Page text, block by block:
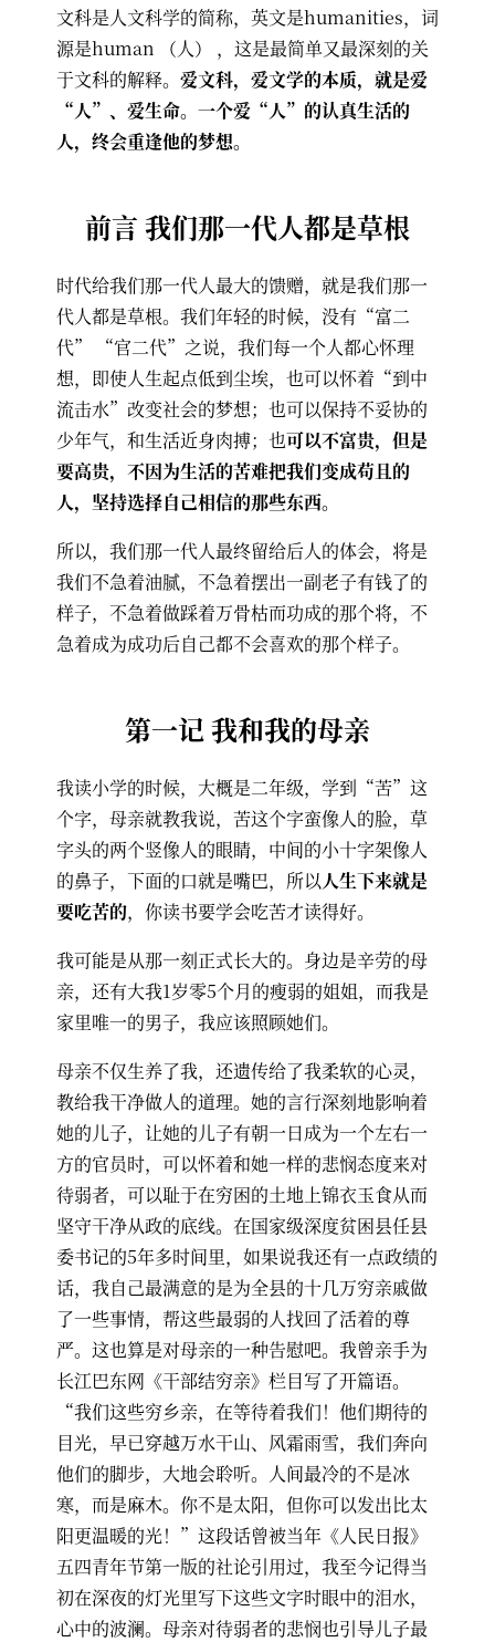
文科是人文科学的简称，英文是humanities，词
源是human （人） ，这是最简单又最深刻的关
于文科的解释。 爱文科，爱文学的本质，就是爱
“人”、爱生命。一个爱“人”的认真生活的
人，终会重逢他的梦想。
前言 我们那一代人都是草根
时代给我们那一代人最大的馈赠，就是我们那一
代人都是草根。我们年轻的时候，没有“富二
代” “官二代”之说，我们每一个人都心怀理
想，即使人生起点低到尘埃，也可以怀着“到中
流击水”改变社会的梦想；也可以保持不妥协的
少年气，和生活近身肉搏；也可以不富贵，但是
要高贵，不因为生活的苦难把我们变成苟且的
人，坚持选择自己相信的那些东西。
所以，我们那一代人最终留给后人的体会，将是
我们不急着油腻，不急着摆出一副老子有钱了的
样子，不急着做踩着万骨枯而功成的那个将，不
急着成为成功后自己都不会喜欢的那个样子。
第一记 我和我的母亲
我读小学的时候，大概是二年级，学到“苦”这
个字，母亲就教我说，苦这个字蛮像人的脸，草
字头的两个竖像人的眼睛，中间的小十字架像人
的鼻子，下面的口就是嘴巴，所以人生下来就是
要吃苦的，你读书要学会吃苦才读得好。
我可能是从那一刻正式长大的。身边是辛劳的母
亲，还有大我1岁零5个月的瘦弱的姐姐，而我是
家里唯一的男子，我应该照顾她们。
母亲不仅生养了我，还遗传给了我柔软的心灵，
教给我干净做人的道理。她的言行深刻地影响着
她的儿子，让她的儿子有朝一日成为一个左右一
方的官员时，可以怀着和她一样的悲悯态度来对
待弱者，可以耻于在穷困的土地上锦衣玉食从而
坚守干净从政的底线。在国家级深度贫困县任县
委书记的5年多时间里，如果说我还有一点政绩的
话，我自己最满意的是为全县的十几万穷亲戚做
了一些事情，帮这些最弱的人找回了活着的尊
严。这也算是对母亲的一种告慰吧。我曾亲手为
长江巴东网《干部结穷亲》栏目写了开篇语。
“我们这些穷乡亲，在等待着我们！他们期待的
目光，早已穿越万水干山、风霜雨雪，我们奔向
他们的脚步，大地会聆听。人间最冷的不是冰
寒，而是麻木。你不是太阳，但你可以发出比太
阳更温暖的光！”这段话曾被当年《人民日报》
五四青年节第一版的社论引用过，我至今记得当
初在深夜的灯光里写下这些文字时眼中的泪水，
心中的波澜。母亲对待弱者的悲悯也引导儿子最